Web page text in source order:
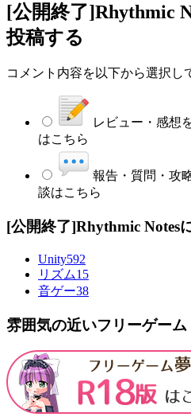
[公開終了]Rhythmic
投稿する
コメント内容を以下から選択し
レビュー・感想
はこちら
報告・質問・攻
談はこちら
[公開終了]Rhythmic Notes
Unity592
リズム15
音ゲー38
雰囲気の近いフリーゲーム